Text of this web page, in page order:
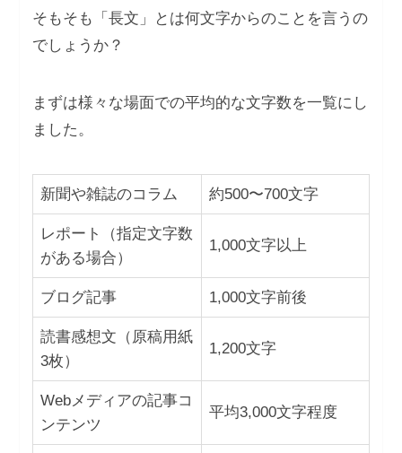
そもそも「長文」とは何文字からのことを言うの
でしょうか？
まずは様々な場面での平均的な文字数を一覧にし
ました。
新聞や雑誌のコラム 約500〜700文字
レポート（指定文字数
がある場合）
1,000文字以上
ブログ記事 1,000文字前後
読書感想文（原稿用紙
3枚）
1,200文字
Webメディアの記事コ
ンテンツ
平均3,000文字程度